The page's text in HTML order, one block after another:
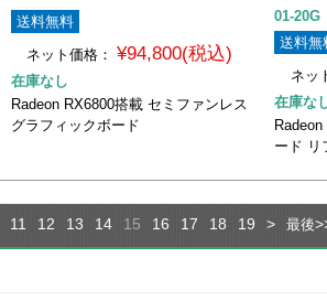
送料無料
ネット価格：
¥94,800(税込)
在庫なし
Radeon RX6800搭載 セミファンレス
グラフィックボード
01-20G
送料無
ネッ
在庫な
ード リ
11 12 13 14 15 16 17 18 19 > 最後